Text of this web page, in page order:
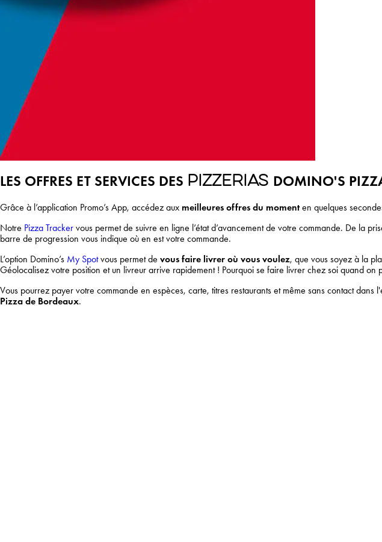
LES OFFRES ET SERVICES DES PIZZERIAS DOMINO'S
Grâce à l’application Promo’s App, accédez aux meilleures offres du moment en quelques
Notre Pizza Tracker vous permet de suivre en ligne l’état d’avancement de votre commande. De la
barre de progression vous indique où en est votre commande.
L’option Domino’s My Spot vous permet de vous faire livrer où vous voulez, que vous soyez à la
Géolocalisez votre position et un livreur arrive rapidement ! Pourquoi se faire livrer chez soi quand on
Vous pourrez payer votre commande en espèces, carte, titres restaurants et même sans contact dans
Pizza de Bordeaux.